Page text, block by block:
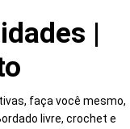
|
faça você mesmo,
livre, crochet e